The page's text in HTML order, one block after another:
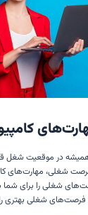
در موقعیت شغل
شغلی، مهارت‌های
شغلی را برای شما
و فرصت‌های شغلی بهتری